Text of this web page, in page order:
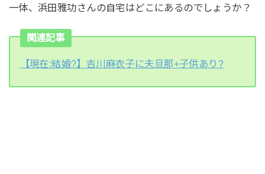
一体、浜田雅功さんの自宅はどこにあるのでしょうか？
関連記事
【現在:結婚?】吉川麻衣子に夫旦那+子供あり?